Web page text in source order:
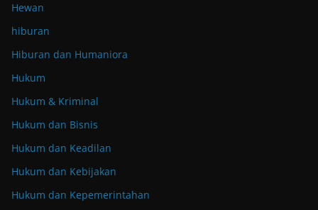
Hewan
hiburan
Hiburan dan Humaniora
Hukum
Hukum & Kriminal
Hukum dan Bisnis
Hukum dan Keadilan
Hukum dan Kebijakan
Hukum dan Kepemerintahan